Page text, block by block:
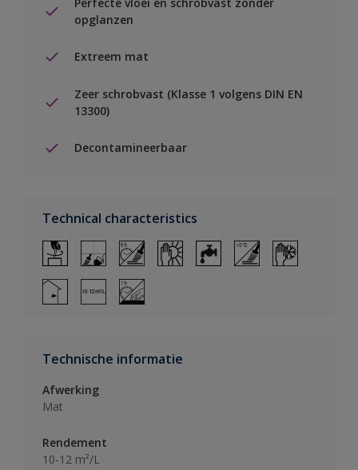
opglanzen
Extreem mat
Zeer schrobvast (Klasse 1 volgens DIN EN
13300)
Decontamineerbaar
Technical characteristics
Technische informatie
Afwerking
Mat
Rendement
10-12 m²/L